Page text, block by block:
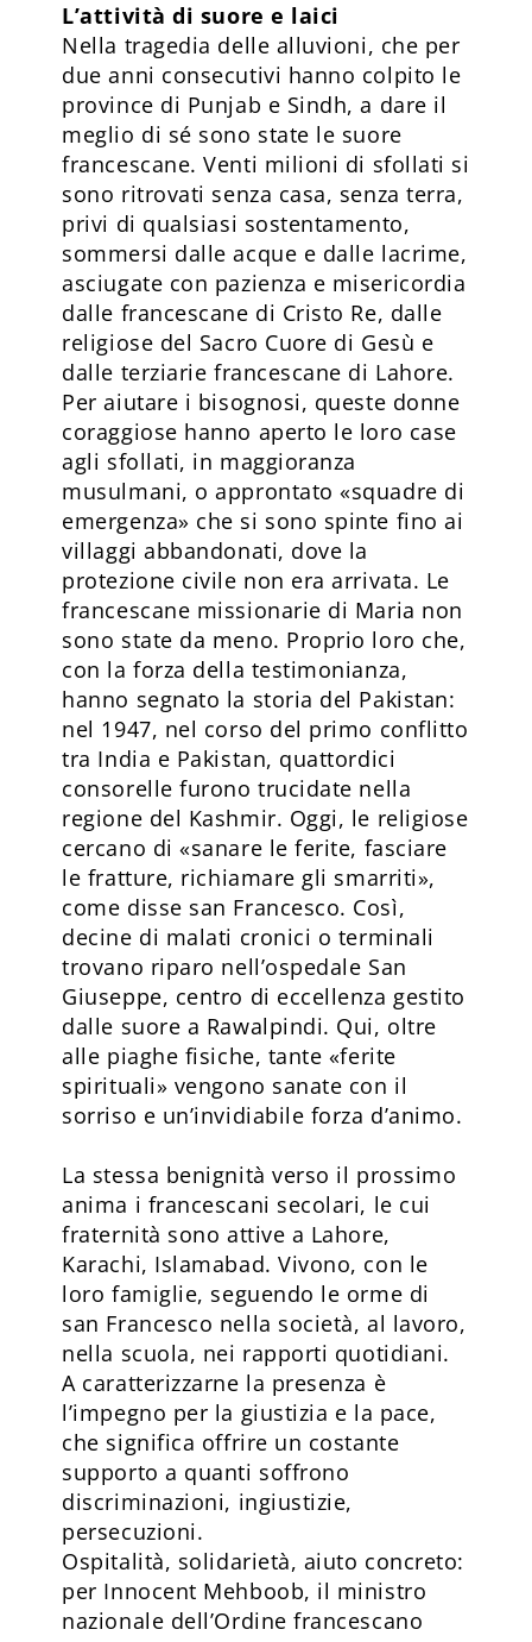
L’attività di suore e laici
Nella tragedia delle alluvioni, che per
due anni consecutivi hanno colpito le
province di Punjab e Sindh, a dare il
meglio di sé sono state le suore
francescane. Venti milioni di sfollati si
sono ritrovati senza casa, senza terra,
privi di qualsiasi sostentamento,
sommersi dalle acque e dalle lacrime,
asciugate con pazienza e misericordia
dalle francescane di Cristo Re, dalle
religiose del Sacro Cuore di Gesù e
dalle terziarie francescane di Lahore.
Per aiutare i bisognosi, queste donne
coraggiose hanno aperto le loro case
agli sfollati, in maggioranza
musulmani, o approntato «squadre di
emergenza» che si sono spinte fino ai
villaggi abbandonati, dove la
protezione civile non era arrivata. Le
francescane missionarie di Maria non
sono state da meno. Proprio loro che,
con la forza della testimonianza,
hanno segnato la storia del Pakistan:
nel 1947, nel corso del primo conflitto
tra India e Pakistan, quattordici
consorelle furono trucidate nella
regione del Kashmir. Oggi, le religiose
cercano di «sanare le ferite, fasciare
le fratture, richiamare gli smarriti»,
come disse san Francesco. Così,
decine di malati cronici o terminali
trovano riparo nell’ospedale San
Giuseppe, centro di eccellenza gestito
dalle suore a Rawalpindi. Qui, oltre
alle piaghe fisiche, tante «ferite
spirituali» vengono sanate con il
sorriso e un’invidiabile forza d’animo.
La stessa benignità verso il prossimo
anima i francescani secolari, le cui
fraternità sono attive a Lahore,
Karachi, Islamabad. Vivono, con le
loro famiglie, seguendo le orme di
san Francesco nella società, al lavoro,
nella scuola, nei rapporti quotidiani.
A caratterizzarne la presenza è
l’impegno per la giustizia e la pace,
che significa offrire un costante
supporto a quanti soffrono
discriminazioni, ingiustizie,
persecuzioni.
Ospitalità, solidarietà, aiuto concreto:
per Innocent Mehboob, il ministro
nazionale dell’Ordine francescano